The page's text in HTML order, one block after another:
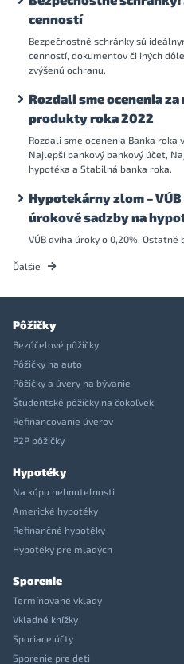
cenností
Bezpečnostné schránky sú
cenností, dokumentov či iných
zvýšenú ochranu.
Rozdali sme ocenenia
produkty roka 2022
Rozdali sme ocenenia Banka roka
Najlepší bankový bankový účet,
hypotéka a Stabilná banka roka.
Hypotekárny zlom –
úrokové sadzby na
VÚB dvíha úroky o 0,20%.
Ďalšie
Pôžičky
Bezúčelové pôžičky
Pôžičky na auto
Pôžičky a úvery na bývanie
Študentské pôžičky na čokoľvek
Refinancovanie úverov
P2P pôžičky
Hypotéky
Na kúpu nehnuteľnosti
Americké hypotéky
Refinančné hypotéky
Hypotéky pre mladých
Sporenie
Termínované vklady
Vkladné knížky
Sporiace účty
Sporenie pre deti